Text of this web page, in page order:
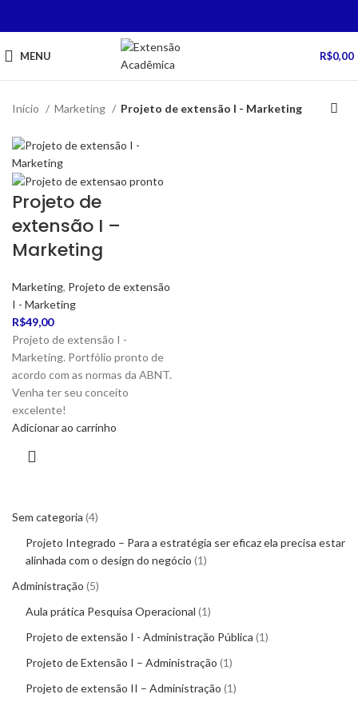
MENU R$0,00
Sem categoria 4
Projeto Integrado – Para a estratégia ser eficaz ela precisa estar
alinhada com o design do negócio 1
Administração 5
Aula prática Pesquisa Operacional 1
Projeto de extensão I - Administração Pública 1
Projeto de Extensão I – Administração 1
Projeto de extensão II – Administração 1
Início Marketing Projeto de extensão I - Marketing
Projeto de
extensão I –
Marketing
Marketing, Projeto de extensão
I - Marketing
R$49,00
Projeto de extensão I -
Marketing. Portfólio pronto de
acordo com as normas da ABNT.
Venha ter seu conceito
excelente!
Adicionar ao carrinho